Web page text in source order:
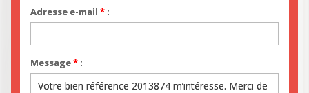
Adresse e-mail* :
Message* :